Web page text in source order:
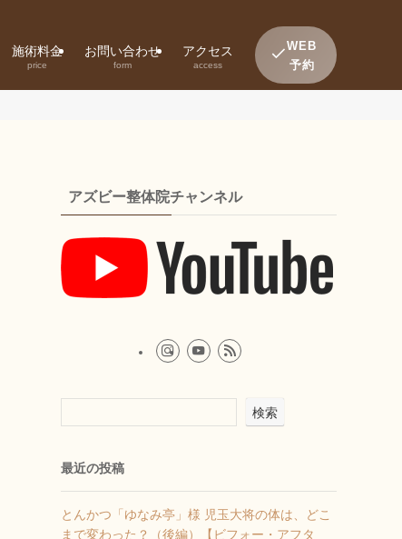
施術料金
price
お問い合わせ
form
アクセス
access
WEB
予約
アズビー整体院チャンネル
検索
最近の投稿
とんかつ「ゆなみ亭」様 児玉大将の体は、どこ
まで変わった？（後編）【ビフォー・アフタ